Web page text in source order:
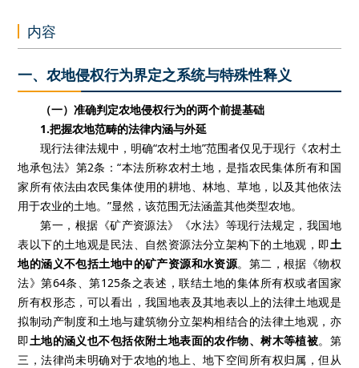
内容
一、农地侵权行为界定之系统与特殊性释义
（一）准确判定农地侵权行为的两个前提基础
1.把握农地范畴的法律内涵与外延
现行法律法规中，明确“农村土地”范围者仅见于现行《农村土
地承包法》第2条：“本法所称农村土地，是指农民集体所有和国
家所有依法由农民集体使用的耕地、林地、草地，以及其他依法
用于农业的土地。”显然，该范围无法涵盖其他类型农地。
第一，根据《矿产资源法》《水法》等现行法规定，我国地
表以下的土地观是民法、自然资源法分立架构下的土地观，即土
地的涵义不包括土地中的矿产资源和水资源。第二，根据《物权
法》第64条、第125条之表述，联结土地的集体所有权或者国家
所有权形态，可以看出，我国地表及其地表以上的法律土地观是
拟制动产制度和土地与建筑物分立架构相结合的法律土地观，亦
即土地的涵义也不包括依附土地表面的农作物、树木等植被。第
三，法律尚未明确对于农地的地上、地下空间所有权归属，但从